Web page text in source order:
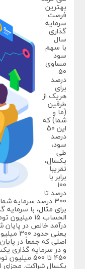
بهترین
فرصت
سرمایه
گذاری
سال
با سهم
سود
مساوی
50
درصد
برای
هریک از
طرفین
(ما و
شما) که
این 50
درصد
سود،
طی
یکسال،
تقریباً
برابر با
100
درصد تا
300 درصد سرمایه شماست.
الحساب 15
درآمد خالص در
اصلی که جمعاً در پایان یکسال 600 میلیون
و در سرمایه گذاری
450 تا 500
یکسال شراکت. مجزای